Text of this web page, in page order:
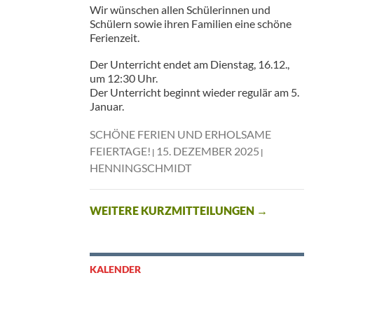
Wir wünschen allen Schülerinnen und
Schülern sowie ihren Familien eine schöne
Ferienzeit.
Der Unterricht endet am Dienstag, 16.12.,
um 12:30 Uhr.
Der Unterricht beginnt wieder regulär am 5.
Januar.
SCHÖNE FERIEN UND ERHOLSAME
FEIERTAGE! 15. DEZEMBER 2025
HENNINGSCHMIDT
WEITERE KURZMITTEILUNGEN →
KALENDER